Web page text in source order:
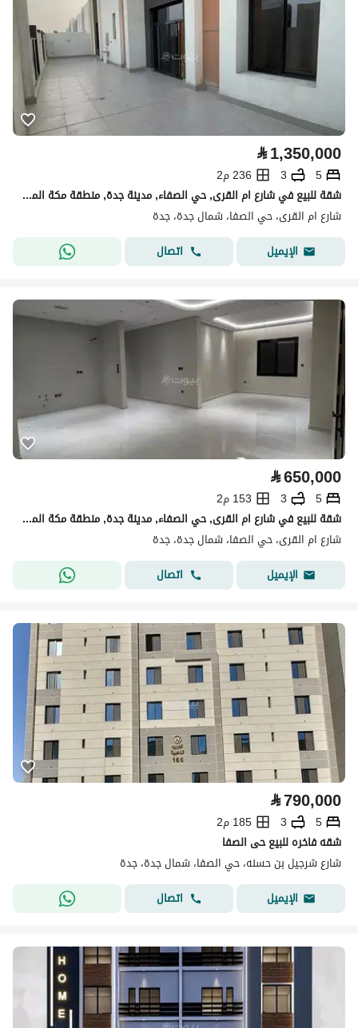
⃁1,350,000
5
3
236 م2
شقة للبيع في شارع ام القرى, حي الصفاء, مدينة جدة, منطقة مكة المكرمة
شارع ام القرى، حي الصفا، شمال جدة، جدة
الإيميل
اتصال
⃁650,000
5
3
153 م2
شقة للبيع في شارع ام القرى, حي الصفاء, مدينة جدة, منطقة مكة المكرمة
شارع ام القرى، حي الصفا، شمال جدة، جدة
الإيميل
اتصال
⃁790,000
5
3
185 م2
شقه فاخره للبيع حى الصفا
شارع شرجيل بن حسنه، حي الصفا، شمال جدة، جدة
الإيميل
اتصال